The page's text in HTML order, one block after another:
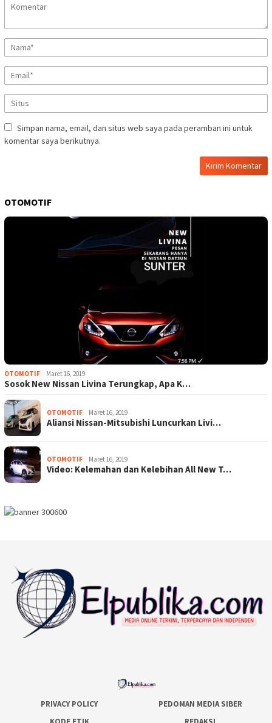
Simpan nama, email, dan situs web saya pada peramban ini untuk
komentar saya berikutnya.
OTOMOTIF
OTOMOTIF Maret 16, 2019
Sosok New Nissan Livina Terungkap, Apa K…
OTOMOTIF Maret 16, 2019
Aliansi Nissan-Mitsubishi Luncurkan Livi…
OTOMOTIF Maret 16, 2019
Video: Kelemahan dan Kelebihan All New T…
PRIVACY POLICY
PEDOMAN MEDIA SIBER